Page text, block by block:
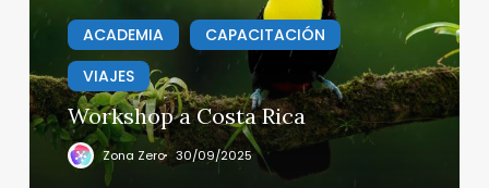
ACADEMIA
CAPACITACIÓN
VIAJES
Workshop a Costa Rica
Zona Zero 30/09/2025